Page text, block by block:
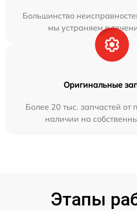
Большинство
мы устраняем в
Оригинальные
Более 20 тыс. запчастей от
наличии на
Этапы